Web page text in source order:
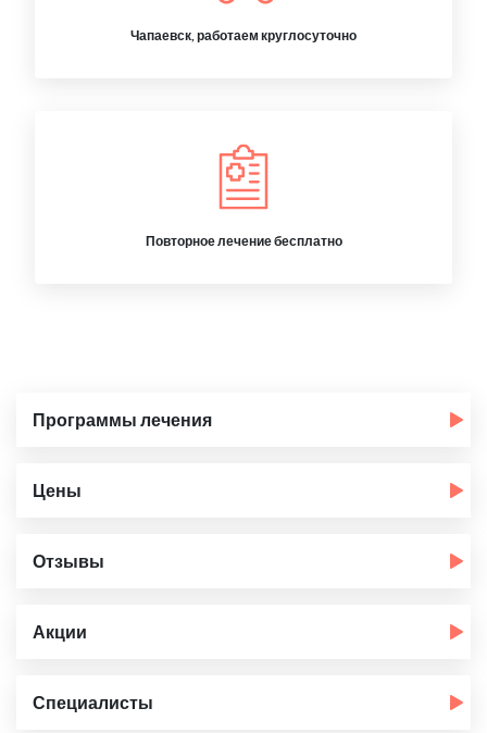
Чапаевск, работаем круглосуточно
Повторное лечение бесплатно
Программы лечения
Цены
Отзывы
Акции
Специалисты